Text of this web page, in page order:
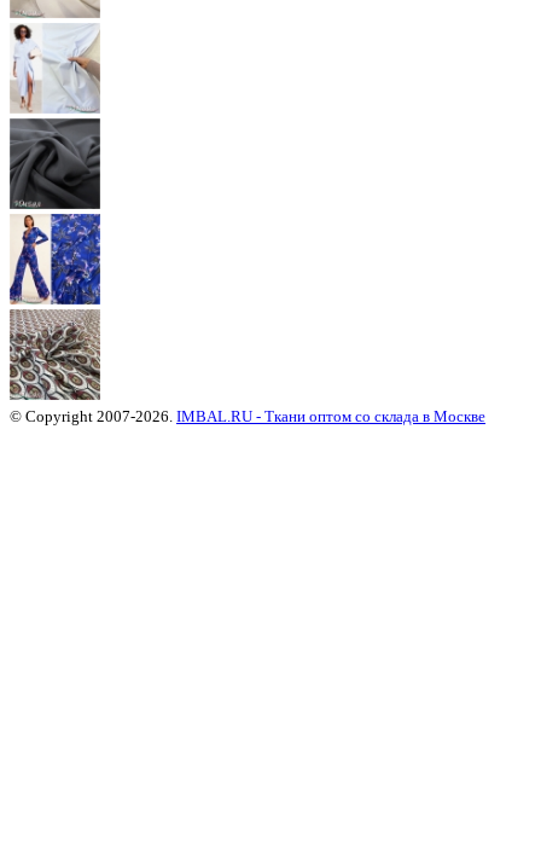
© Copyright 2007-2026. IMBAL.RU - Ткани оптом со склада в Москве